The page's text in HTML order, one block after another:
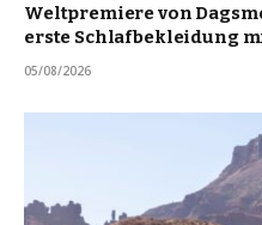
Weltpremiere von
erste Schlafbekleidung
05/08/2026